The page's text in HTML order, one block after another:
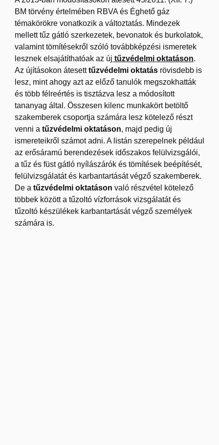
BM törvény értelmében RBVA és Éghető gáz
témakörökre vonatkozik a változtatás. Mindezek
mellett tűz gátló szerkezetek, bevonatok és burkolatok,
valamint tömítésekről szóló továbbképzési ismeretek
lesznek elsajátíthatóak az új tűzvédelmi oktatáson.
Az újításokon átesetttűzvédelmi oktatás rövisdebb is
lesz, mint ahogy azt az előző tanulók megszokhatták
és több félreértés is tisztázva lesz a módosított
tananyag által. Összesen kilenc munkakört betöltő
szakemberek csoportja számára lesz kötelező részt
venni a tűzvédelmi oktatáson, majd pedig új
ismereteikről számot adni. A listán szerepelnek például
az erősáramú berendezések időszakos felülvizsgálói,
a tűz és füst gátló nyílászárók és tömítések beépítését,
felülvizsgálatát és karbantartását végző szakemberek.
De a tűzvédelmi oktatáson való részvétel kötelező
többek között a tűzoltó vízforrások vizsgálatát és
tűzoltó készülékek karbantartását végző személyek
számára is.